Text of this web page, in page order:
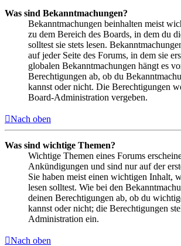
Was sind Bekanntmachungen?
Bekanntmachungen beinhalten meist
zu dem Bereich des Boards, in dem du
solltest sie stets lesen.
auf jeder Seite des Forums, in dem sie
globalen Bekanntmachungen hängt es
Berechtigungen ab, ob du
kannst oder nicht. Die Berechtigungen
Board-Administration vergeben.
Nach oben
Was sind wichtige Themen?
Wichtige Themen eines Forums
Ankündigungen und sind nur auf der
Sie haben meist einen wichtigen Inhalt,
lesen solltest. Wie bei den
deinen Berechtigungen ab, ob du
kannst oder nicht; die Berechtigungen
Administration ein.
Nach oben